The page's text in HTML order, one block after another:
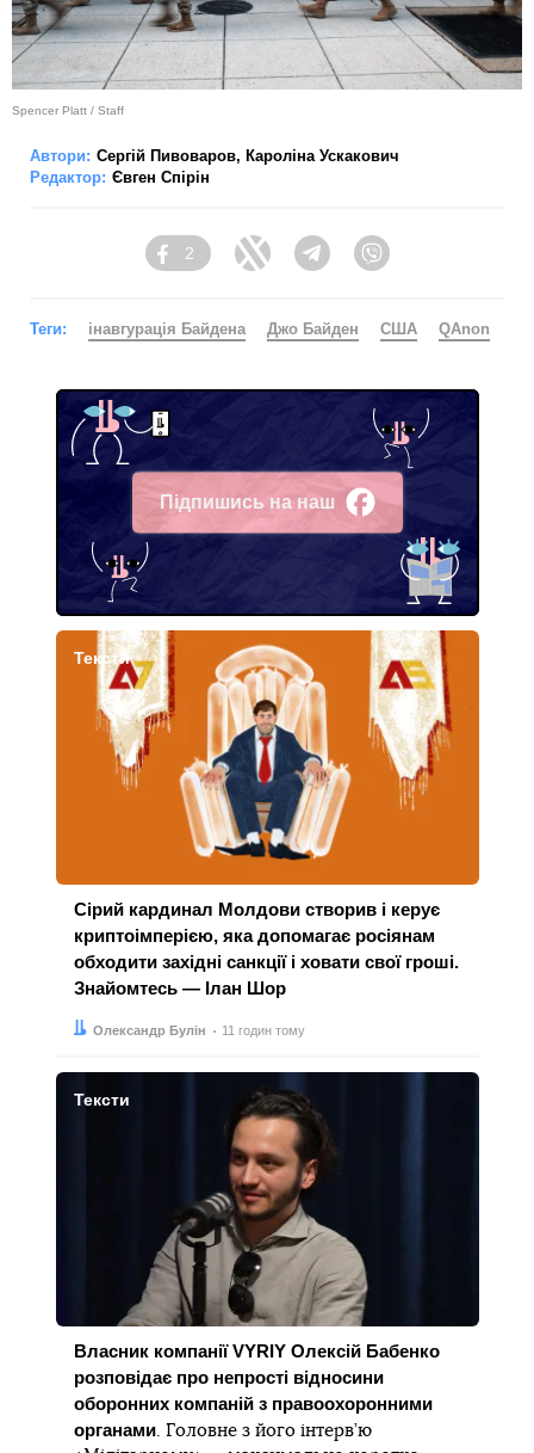
Spencer Platt / Staff
Автори: Сергій Пивоваров, Кароліна Ускакович
Редактор: Євген Спірін
Facebook
2
Twitter TelegramViber
Теги: інавгурація Байдена Джо Байден США QAnon
Підпишись на наш
Facebook
Тексти
Сірий кардинал Молдови створив і керує
криптоімперією, яка допомагає росіянам
обходити західні санкції і ховати свої гроші.
Знайомтесь — Ілан Шор
Автор:
Олександр Булін
Дата: 11 годин тому
Тексти
Власник компанії VYRIY Олексій Бабенко
розповідає про непрості відносини
оборонних компаній з правоохоронними
органами. Головне з його інтерв’ю